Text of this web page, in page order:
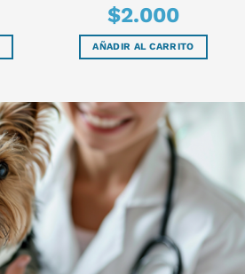
$2.000
AÑADIR AL CARRITO